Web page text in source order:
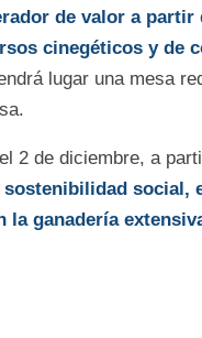
de valor a
cinegéticos y de
lugar una mesa
2 de diciembre, a
social,
la ganadería